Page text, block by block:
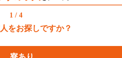
1 / 4
をお探しですか？